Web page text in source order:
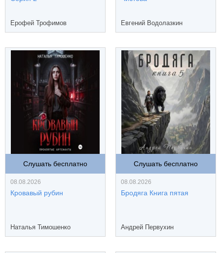
Ерофей Трофимов Евгений Водолазкин
Слушать бесплатно
08.08.2026
Кровавый рубин
Наталья Тимошенко
Слушать бесплатно
08.08.2026
Бродяга Книга пятая
Андрей Первухин